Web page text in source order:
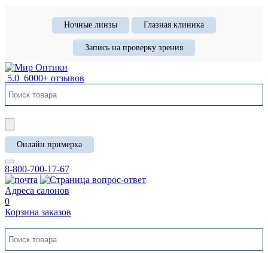
Ночные линзы Глазная клиника
Запись на проверку зрения
5.0 6000+ отзывов
Онлайн примерка
8-800-700-17-67
Адреса салонов
0
Корзина заказов